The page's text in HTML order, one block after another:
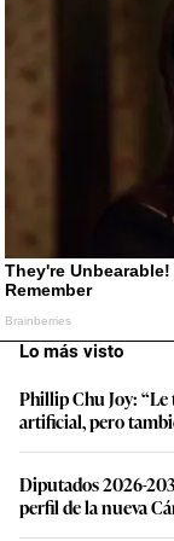
Lo más visto
Phillip Chu Joy:
artificial, pero
Diputados 2026-
perfil de la nueva